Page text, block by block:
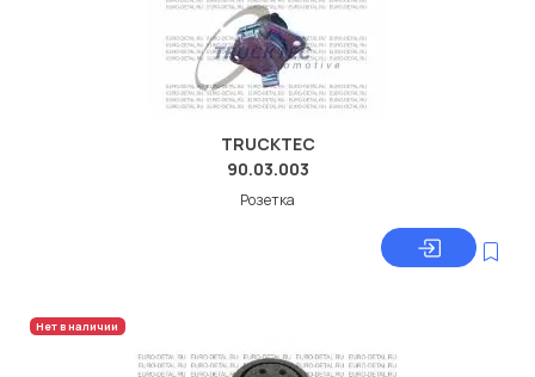
TRUCKTEC
90.03.003
Розетка
Нет в наличии